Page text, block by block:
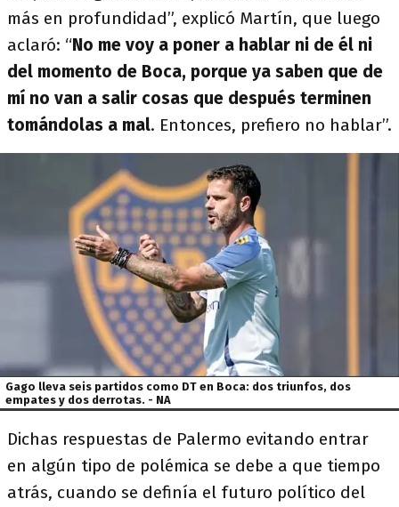
más en profundidad”, explicó Martín, que luego
aclaró: “No me voy a poner a hablar ni de él ni
del momento de Boca, porque ya saben que de
mí no van a salir cosas que después terminen
tomándolas a mal. Entonces, prefiero no hablar”.
Gago lleva seis partidos como DT en Boca: dos triunfos, dos
empates y dos derrotas. - NA
Dichas respuestas de Palermo evitando entrar
en algún tipo de polémica se debe a que tiempo
atrás, cuando se definía el futuro político del